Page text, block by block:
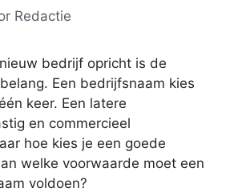
Redactie
bedrijf opricht is de
Een bedrijfsnaam kies
keer. Een latere
en commercieel
hoe kies je een goede
welke voorwaarde moet een
voldoen?